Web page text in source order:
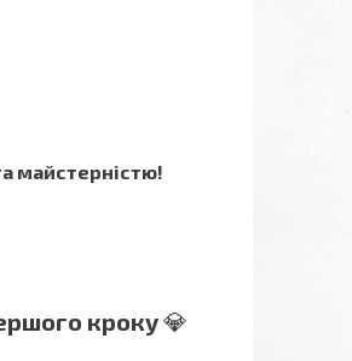
майстерністю!
кроку💎